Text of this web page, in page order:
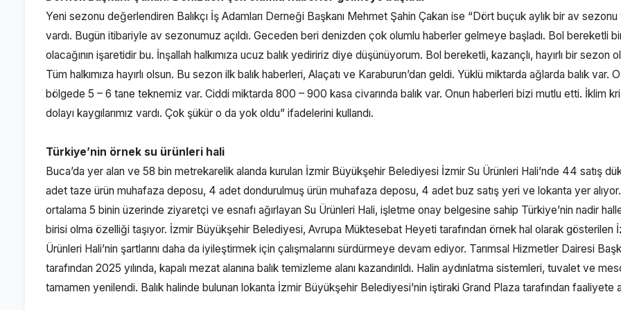
Yeni sezonu değerlendiren Balıkçı İş Adamları Derneği Başkanı Mehmet Şahin Çakan ise “Dört buçuk aylık bir av sezonu
vardı. Bugün itibariyle av sezonumuz açıldı. Geceden beri denizden çok olumlu haberler gelmeye başladı. Bol bereketli
olacağının işaretidir bu. İnşallah halkımıza ucuz balık yediririz diye düşünüyorum. Bol bereketli, kazançlı, hayırlı bir sezon
Tüm halkımıza hayırlı olsun. Bu sezon ilk balık haberleri, Alaçatı ve Karaburun’dan geldi. Yüklü miktarda ağlarda balık var. O
bölgede 5 – 6 tane teknemiz var. Ciddi miktarda 800 – 900 kasa civarında balık var. Onun haberleri bizi mutlu etti. İklim
dolayı kaygılarımız vardı. Çok şükür o da yok oldu” ifadelerini kullandı.
Türkiye’nin örnek su ürünleri hali
Buca’da yer alan ve 58 bin metrekarelik alanda kurulan İzmir Büyükşehir Belediyesi İzmir Su Ürünleri Hali’nde 44 satış
adet taze ürün muhafaza deposu, 4 adet dondurulmuş ürün muhafaza deposu, 4 adet buz satış yeri ve lokanta yer
ortalama 5 binin üzerinde ziyaretçi ve esnafı ağırlayan Su Ürünleri Hali, işletme onay belgesine sahip Türkiye’nin nadir
birisi olma özelliği taşıyor. İzmir Büyükşehir Belediyesi, Avrupa Müktesebat Heyeti tarafından örnek hal olarak gösterilen
Ürünleri Hali’nin şartlarını daha da iyileştirmek için çalışmalarını sürdürmeye devam ediyor. Tarımsal Hizmetler Dairesi
tarafından 2025 yılında, kapalı mezat alanına balık temizleme alanı kazandırıldı. Halin aydınlatma sistemleri, tuvalet ve
tamamen yenilendi. Balık halinde bulunan lokanta İzmir Büyükşehir Belediyesi’nin iştiraki Grand Plaza tarafından faaliyete